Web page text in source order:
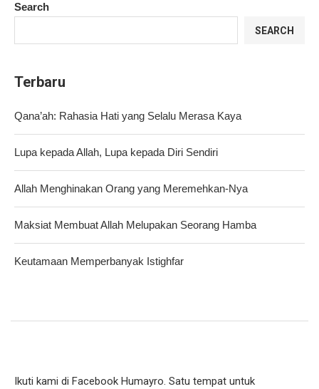
Search
SEARCH
Terbaru
Qana’ah: Rahasia Hati yang Selalu Merasa Kaya
Lupa kepada Allah, Lupa kepada Diri Sendiri
Allah Menghinakan Orang yang Meremehkan-Nya
Maksiat Membuat Allah Melupakan Seorang Hamba
Keutamaan Memperbanyak Istighfar
Ikuti kami di Facebook Humayro. Satu tempat untuk